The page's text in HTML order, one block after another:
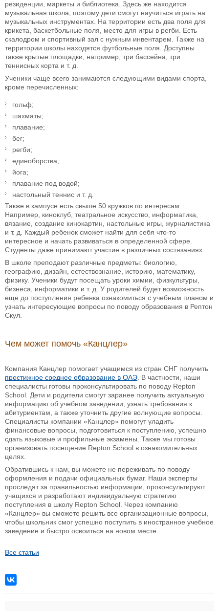
резиденции, маркеты и библиотека. Здесь же находится
музыкальная школа, поэтому дети смогут научиться играть на
музыкальных инструментах. На территории есть два поля для
крикета, баскетбольные поля, место для игры в регби. Есть
скалодром и спортивный зал с нужным инвентарем. Также на
территории школы находятся футбольные поля. Доступны
также крытые площадки, например, три бассейна, три
теннисных корта и т. д.
Ученики чаще всего занимаются следующими видами спорта,
кроме перечисленных:
гольф;
шахматы;
плавание;
бег;
регби;
единоборства;
йога;
плавание под водой;
настольный теннис и т. д.
Также в кампусе есть свыше 50 кружков по интересам.
Например, киноклуб, театральное искусство, информатика,
вязание, создание кинокартин, настольные игры, журналистика
и т. д. Каждый ребенок сможет найти для себя что-то
интересное и начать развиваться в определенной сфере.
Студенты даже принимают участие в различных состязаниях.
В школе преподают различные предметы: биологию,
географию, дизайн, естествознание, историю, математику,
физику. Ученики будут посещать уроки химии, физкультуры,
бизнеса, информатики и т. д. У родителей будет возможность
еще до поступления ребенка ознакомиться с учебным планом и
узнать интересующие вопросы по поводу образования в Рептон
Скул.
Чем может помочь «Канцлер»
Компания Канцлер помогает учащимся из стран СНГ получить
престижное среднее образование в ОАЭ . В частности, наши
специалисты готовы проконсультировать по поводу Repton
School. Дети и родители смогут заранее получить актуальную
информацию об учебном заведении, узнать требования к
абитуриентам, а также уточнить другие волнующие вопросы.
Специалисты компании «Канцлер» помогут уладить
финансовые вопросы, подготовиться к поступлению, успешно
сдать языковые и профильные экзамены. Также мы готовы
организовать посещение Repton School в ознакомительных
целях.
Обратившись к нам, вы можете не переживать по поводу
оформления и подачи официальных бумаг. Наши эксперты
проследят за правильностью информации, проконсультируют
учащихся и разработают индивидуальную стратегию
поступления в школу Repton School. Через компанию
«Канцлер» вы сможете решить все организационные вопросы,
чтобы школьник смог успешно поступить в иностранное учебное
заведение и быстро освоиться на новом месте.
Все статьи